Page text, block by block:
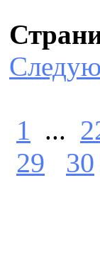
1 ...
29
30